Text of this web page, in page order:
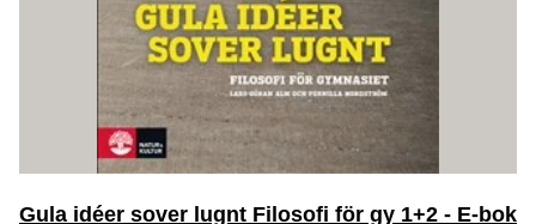
Gula idéer sover lugnt Filosofi för gy 1+2 - E-bok